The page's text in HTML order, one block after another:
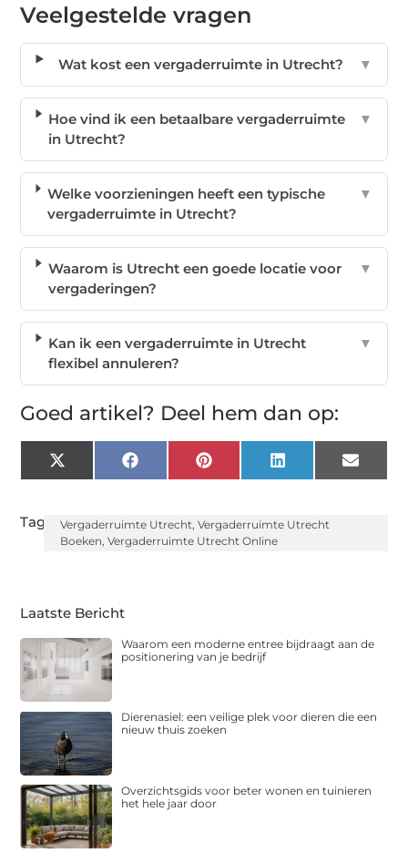
Veelgestelde vragen
Wat kost een vergaderruimte in Utrecht? ▼
Hoe vind ik een betaalbare vergaderruimte
in Utrecht?
▼
Welke voorzieningen heeft een typische
vergaderruimte in Utrecht?
▼
Waarom is Utrecht een goede locatie voor
vergaderingen?
▼
Kan ik een vergaderruimte in Utrecht
flexibel annuleren?
▼
Goed artikel? Deel hem dan op:
X
(Twitter)
FacebookPinterest LinkedIn Email
Tags: Vergaderruimte Utrecht Vergaderruimte Utrecht
Boeken Vergaderruimte Utrecht Online
Laatste Bericht
Waarom een moderne entree bijdraagt aan de
positionering van je bedrijf
Dierenasiel: een veilige plek voor dieren die een
nieuw thuis zoeken
Overzichtsgids voor beter wonen en tuinieren
het hele jaar door